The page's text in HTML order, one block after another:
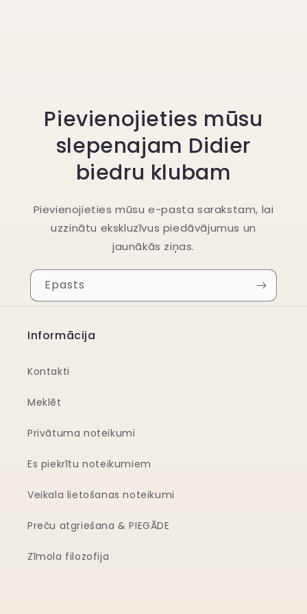
Pievienojieties mūsu
slepenajam Didier
biedru klubam
Pievienojieties mūsu e-pasta sarakstam, lai
uzzinātu ekskluzīvus piedāvājumus un
jaunākās ziņas.
Epasts
Informācija
Kontakti
Meklēt
Privātuma noteikumi
Es piekrītu noteikumiem
Veikala lietošanas noteikumi
Preču atgriešana & PIEGĀDE
Zīmola filozofija